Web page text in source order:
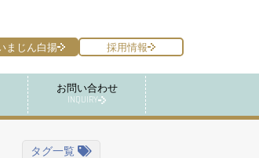
お問い合わせ
INQUIRY
まじん白揚 採用情報
タグ一覧